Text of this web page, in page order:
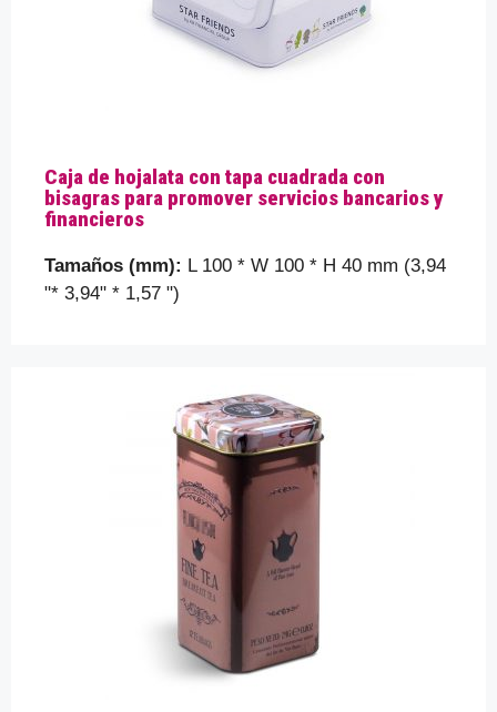
Caja de hojalata con tapa cuadrada con
bisagras para promover servicios bancarios y
financieros
Tamaños (mm): L 100 * W 100 * H 40 mm (3,94
"* 3,94" * 1,57 ")